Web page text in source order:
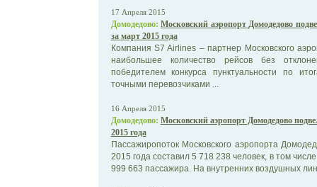
17 Апреля 2015
Домодедово: Московский аэропорт Домодедово
за март 2015 года
Компания S7 Airlines – партнер Московского
наибольшее количество рейсов без
победителем конкурса пунктуальности по
точными перевозчиками ...
16 Апреля 2015
Домодедово: Московский аэропорт Домодедово
2015 года
Пассажиропоток Московского аэропорта
2015 года составил 5 718 238 человек, в том
999 663 пассажира. На внутренних воздушных